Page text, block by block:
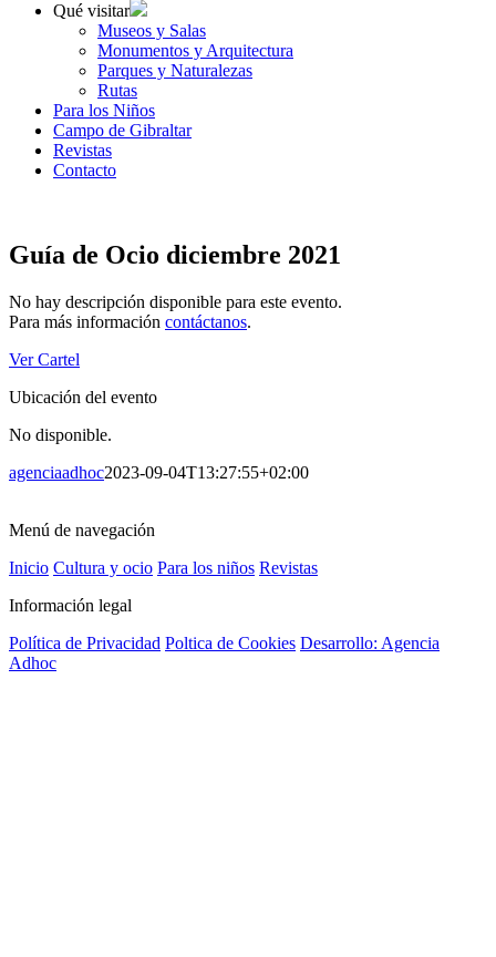
Qué visitar
Museos y Salas
Monumentos y Arquitectura
Parques y Naturalezas
Rutas
Para los Niños
Campo de Gibraltar
Revistas
Contacto
Guía de Ocio diciembre 2021
No hay descripción disponible para este evento.
Para más información contáctanos.
Ver Cartel
Ubicación del evento
No disponible.
agenciaadhoc2023-09-04T13:27:55+02:00
Menú de navegación
Inicio Cultura y ocio Para los niños Revistas
Información legal
Política de Privacidad Poltica de Cookies Desarrollo: Agencia
Adhoc